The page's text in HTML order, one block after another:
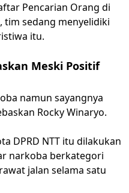
Pencarian Orang di
tim sedang menyelidiki
itu.
Meski Positif
namun sayangnya
Rocky Winaryo.
DPRD NTT itu dilakukan
narkoba berkategori
jalan selama satu